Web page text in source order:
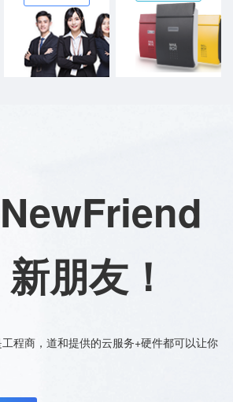
朋友！
程商，道和提供的云服务+硬件都可以让你